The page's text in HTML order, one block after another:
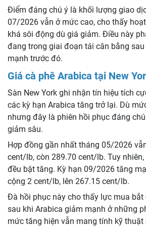
Điểm đáng chú ý là khối lượng giao
07/2026 vẫn ở mức cao, cho thấy
khá sôi động dù giá giảm. Điều này
đang trong giai đoạn tái cân bằng
mạnh trước đó.
Giá cà phê Arabica tại New
Sàn New York ghi nhận tín hiệu tích
các kỳ hạn Arabica tăng trở lại. Dù
nhưng đây là phiên hồi phục đáng
giảm sâu.
Hợp đồng gần nhất tháng 05/2026
cent/lb, còn 289.70 cent/lb. Tuy
đều bật tăng. Kỳ hạn 09/2026 tăng
cộng 2 cent/lb, lên 267.15 cent/lb.
Đà hồi phục này cho thấy lực mua
sau khi Arabica giảm mạnh ở những
mức tăng hiện vẫn mang tính kỹ thuật